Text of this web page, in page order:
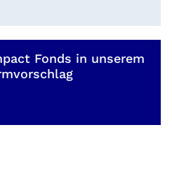
Fonds in unserem